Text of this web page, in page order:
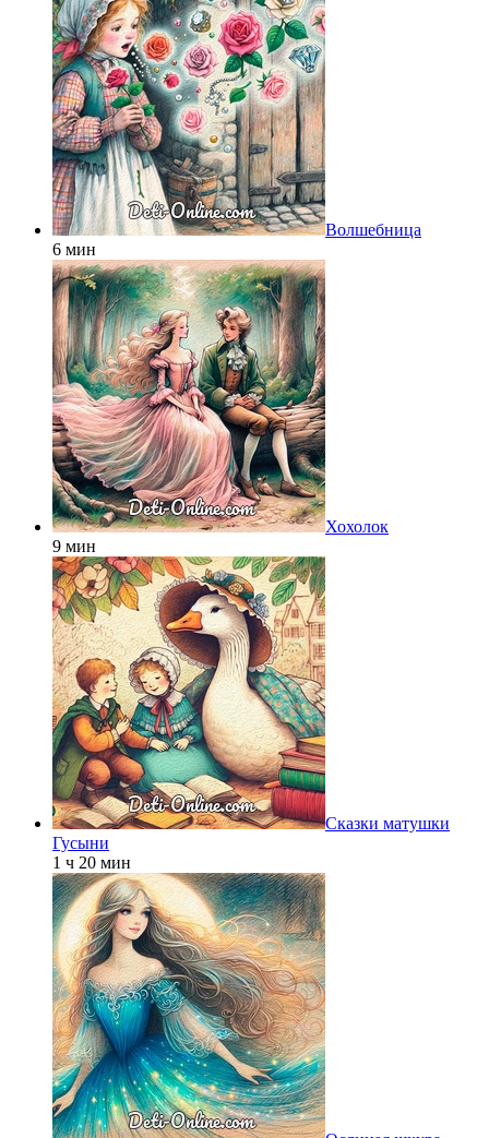
Волшебница
6 мин
Хохолок
9 мин
Сказки матушки
Гусыни
1 ч 20 мин